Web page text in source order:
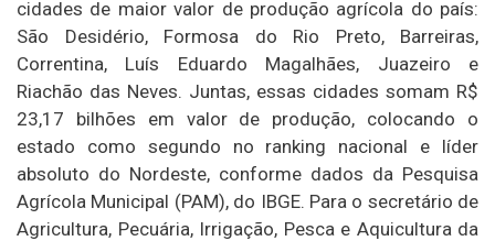
cidades de maior valor de produção agrícola do país:
São Desidério, Formosa do Rio Preto, Barreiras,
Correntina, Luís Eduardo Magalhães, Juazeiro e
Riachão das Neves. Juntas, essas cidades somam R$
23,17 bilhões em valor de produção, colocando o
estado como segundo no ranking nacional e líder
absoluto do Nordeste, conforme dados da Pesquisa
Agrícola Municipal (PAM), do IBGE. Para o secretário de
Agricultura, Pecuária, Irrigação, Pesca e Aquicultura da